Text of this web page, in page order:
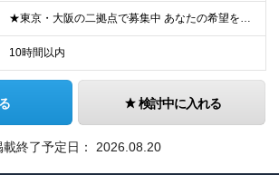
★東京・大阪の二拠点で募集中 あなたの希望を最大限考慮して決定します！ ■東京本社 東京都渋谷区千駄ヶ谷5-34-7 NX新宿ビル 8階 ■西日本営業所 大阪府大阪市中央区今橋1-1-3 IMAB
10時間以内
検討中に入れる
載終了予定日： 2026.08.20